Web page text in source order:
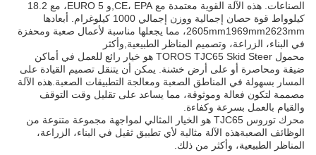
الصناعات. هذه الآلة القوية معتمدة مع CE، EPA,و EURO 5، مع 18.2
كيلوواط قوة حصان إجمالية ووزن إجمالي 1000 كيلوغرام. أبعادها
2605mm1969mm2623mm، مما يجعلها مناسبة لأعمال صعبة ومحفزة
في البناء، الزراعة، وتصميم المناظر الطبيعية,وأكثر
محمول TOROS TJC65 Skid Steer هو خيار رائع للعمل في أماكن
ضيقة ومحاصرة أو على أرض خشنة. يمكن أن يتنقل تصميم القيادة على
المسار بسهولة في المناطق الصعبة ومعالجة التطبيقات الصعبة.هذه الآلة
مصممة لتكون فعالة وموثوقة، مما يساعد على تقليل وقت التوقف
والقيام بالعمل بسرعة وكفاءة.
محرك توروس TJC65 هو الخيار المثالي لمواجهة مجموعة متنوعة من
الوظائف الصعبةهذه الآلة مثالية لأي تطبيق ثقيل في البناء، الزراعة،
المناظر الطبيعية، وأكثر من ذلك.